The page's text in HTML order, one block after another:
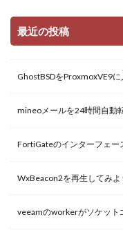
最近の投稿
GhostBSDをProxmoxVE9に
mineoメールを24時間自動
FortiGateのインターフェー
WxBeacon2を再生してみよ
veeamのworkerがソケット